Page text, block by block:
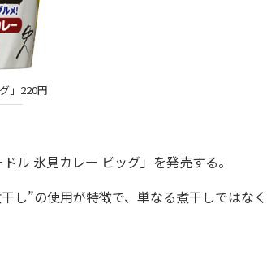
」220円
ル 氷見カレー ビッグ」を発売する。
し”の使用が特徴で、単なる煮干しではな